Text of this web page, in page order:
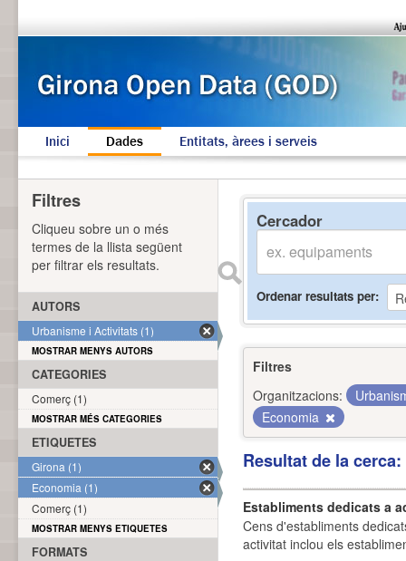
Inici Dades Entitats, àrees i serveis
Cercador
Ordenar resultats per
Filtres
Organitzacions:
Economia
Resultat de la
Establiments dedicats a
Cens d'establiments
activitat inclou els
Filtres
Cliqueu sobre un o més
termes de la llista següent
per filtrar els resultats.
AUTORS
Urbanisme i Activitats (1)
MOSTRAR MENYS AUTORS
CATEGORIES
Comerç (1)
MOSTRAR MÉS CATEGORIES
ETIQUETES
Girona (1)
Economia (1)
Comerç (1)
MOSTRAR MENYS ETIQUETES
FORMATS